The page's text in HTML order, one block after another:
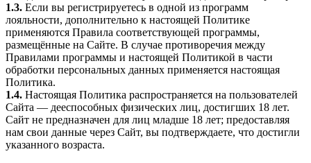
1.3. Если вы регистрируетесь в одной из программ
лояльности, дополнительно к настоящей Политике
применяются Правила соответствующей программы,
размещённые на Сайте. В случае противоречия между
Правилами программы и настоящей Политикой в части
обработки персональных данных применяется настоящая
Политика.
1.4. Настоящая Политика распространяется на пользователей
Сайта — дееспособных физических лиц, достигших 18 лет.
Сайт не предназначен для лиц младше 18 лет; предоставляя
нам свои данные через Сайт, вы подтверждаете, что достигли
указанного возраста.